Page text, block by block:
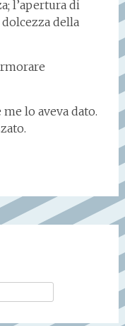
l’apertura di
della
lo aveva dato.